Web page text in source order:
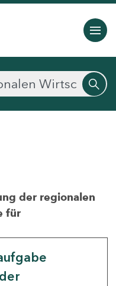
der regionalen
für